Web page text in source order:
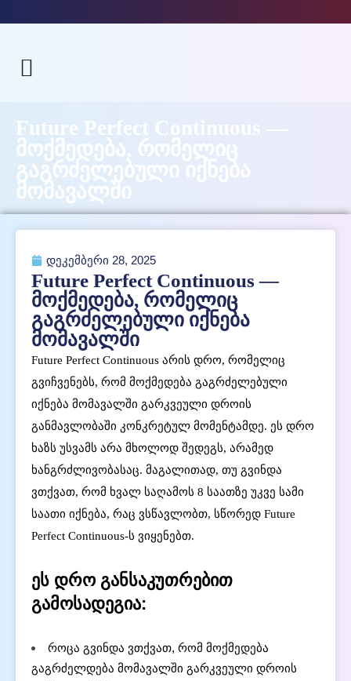
Future Perfect Continuous —
მოქმედება, რომელიც
გაგრძელებული იქნება
მომავალში
დეკემბერი 28, 2025
Future Perfect Continuous —
მოქმედება, რომელიც
გაგრძელებული იქნება
მომავალში
Future Perfect Continuous არის დრო, რომელიც
გვიჩვენებს, რომ მოქმედება გაგრძელებული
იქნება მომავალში გარკვეული დროის
განმავლობაში კონკრეტულ მომენტამდე. ეს დრო
ხაზს უსვამს არა მხოლოდ შედეგს, არამედ
ხანგრძლივობასაც. მაგალითად, თუ გვინდა
ვთქვათ, რომ ხვალ საღამოს 8 საათზე უკვე სამი
საათი იქნება, რაც ვსწავლობთ, სწორედ Future
Perfect Continuous-ს ვიყენებთ.
ეს დრო განსაკუთრებით
გამოსადეგია:
როცა გვინდა ვთქვათ, რომ მოქმედება
გაგრძელდება მომავალში გარკვეული დროის